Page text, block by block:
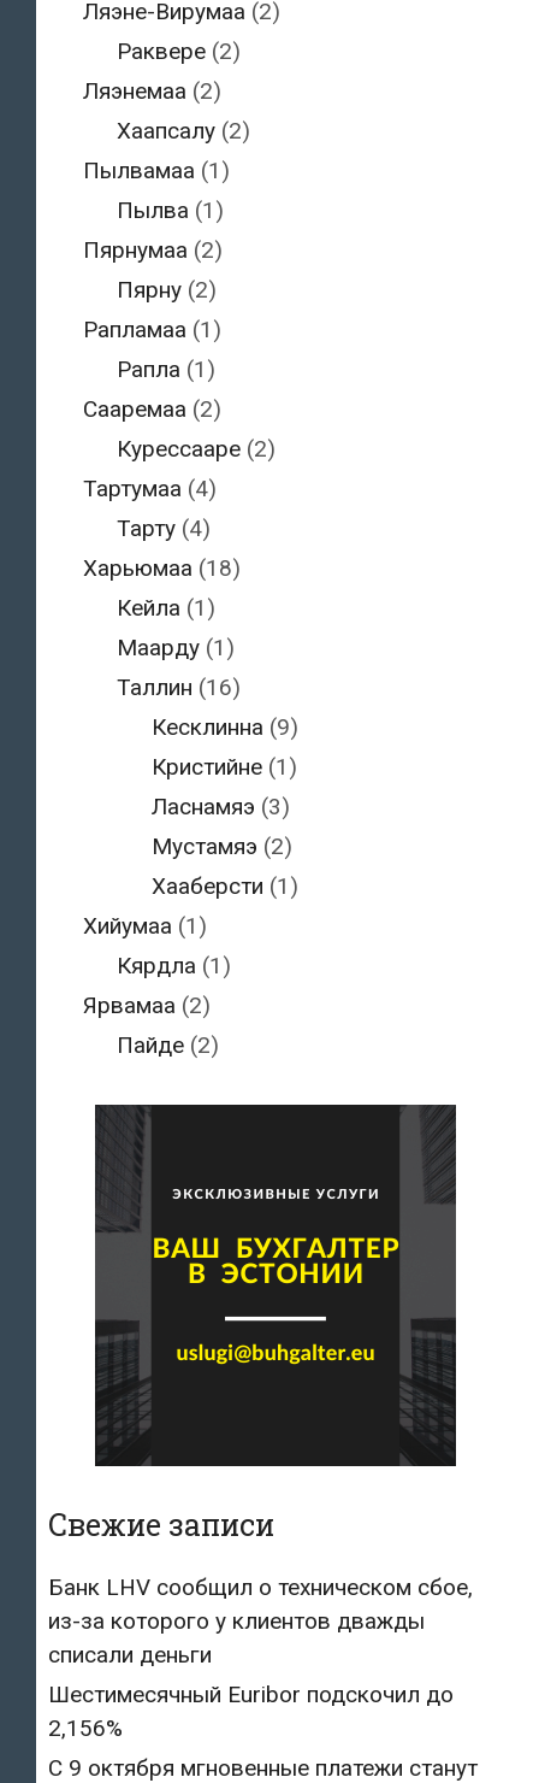
Ляэне-Вирумаа (2)
Раквере (2)
Ляэнемаа (2)
Хаапсалу (2)
Пылвамаа (1)
Пылва (1)
Пярнумаа (2)
Пярну (2)
Рапламаа (1)
Рапла (1)
Сааремаа (2)
Курессааре (2)
Тартумаа (4)
Тарту (4)
Харьюмаа (18)
Кейла (1)
Маарду (1)
Таллин (16)
Кесклинна (9)
Кристийне(1)
Ласнамяэ (3)
Мустамяэ (2)
Хааберсти (1)
Хийумаа (1)
Кярдла (1)
Ярвамаа (2)
Пайде (2)
Свежие записи
Банк LHV сообщил о техническом сбое,
из-за которого у клиентов дважды
списали деньги
Шестимесячный Euribor подскочил до
2,156%
С 9 октября мгновенные платежи станут